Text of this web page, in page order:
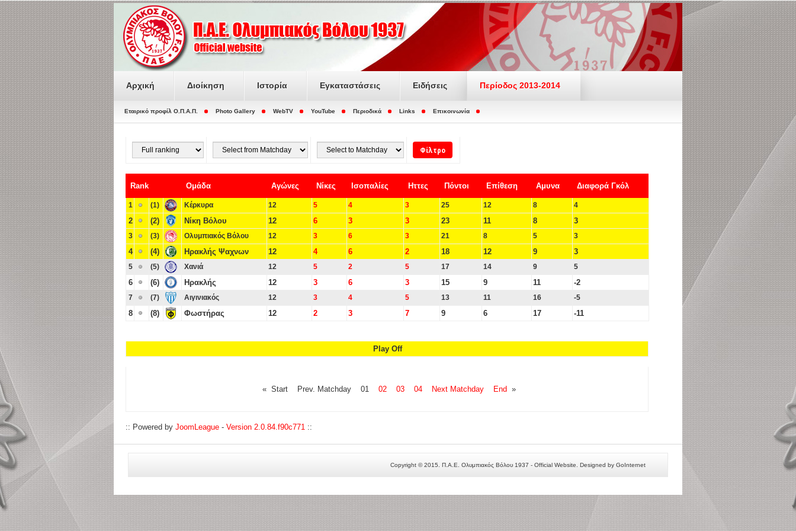
Αρχική Διοίκηση Ιστορία Εγκαταστάσεις Ειδήσεις Περίοδος 2013-2014
Εταιρικό προφίλ O.Π.Α.Π. Photo Gallery WebTV YouTube Περιοδικά Links Επικοινωνία
Rank Ομάδα Αγώνες Νίκες Ισοπαλίες Ηττες Πόντοι Επίθεση Αμυνα Διαφορά Γκόλ
1 (1) Κέρκυρα 12 5 4 3 25 12 8 4
2 (2) Νίκη Βόλου 12 6 3 3 23 11 8 3
3 (3) Ολυμπιακός Βόλου 12 3 6 3 21 8 5 3
4 (4) Ηρακλής Ψαχνων 12 4 6 2 18 12 9 3
5 (5) Χανιά 12 5 2 5 17 14 9 5
6 (6) Ηρακλής 12 3 6 3 15 9 11 -2
7 (7) Αιγινιακός 12 3 4 5 13 11 16 -5
8 (8) Φωστήρας 12 2 3 7 9 6 17 -11
Play Off
« Start Prev. Matchday 01 02 03 04 Next Matchday End »
:: Powered by JoomLeague - Version 2.0.84.f90c771 ::
Copyright © 2015. Π.Α.Ε. Ολυμπιακός Βόλου 1937 - Official Website. Designed by GoInternet